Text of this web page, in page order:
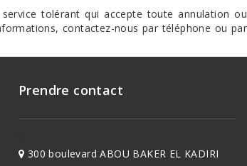
tolérant qui accepte toute annulation ou
contactez-nous par téléphone ou par
Prendre contact
300 boulevard ABOU BAKER EL KADIRI